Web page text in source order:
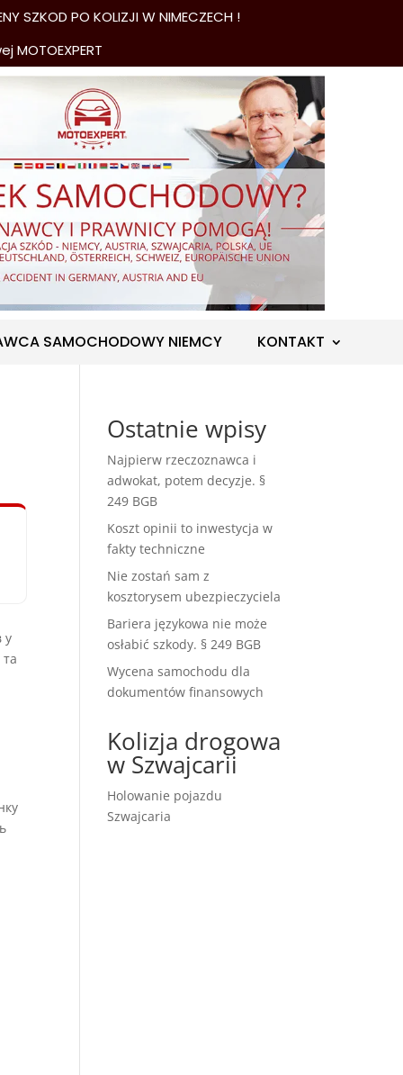
PO KOLIZJI W NIMECZECH !
SAMOCHODOWY NIEMCY KONTAKT
у
Ostatnie wpisy
Najpierw rzeczoznawca i
adwokat, potem decyzje. §
249 BGB
Koszt opinii to inwestycja w
fakty techniczne
Nie zostań sam z
kosztorysem ubezpieczyciela
Bariera językowa nie może
osłabić szkody. § 249 BGB
Wycena samochodu dla
dokumentów finansowych
Kolizja drogowa
w Szwajcarii
Holowanie pojazdu
Szwajcaria